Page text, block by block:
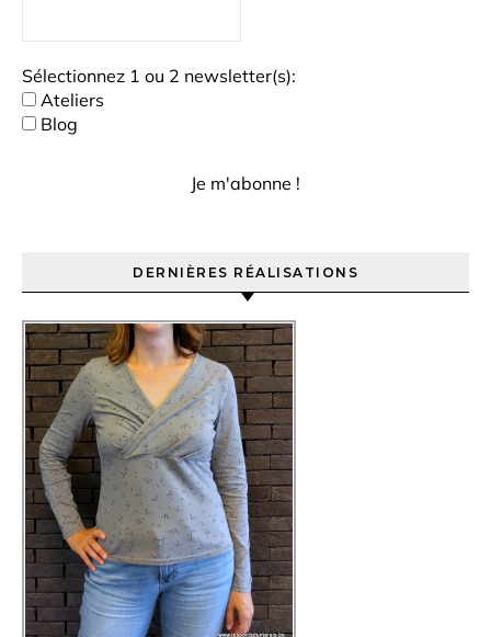
Sélectionnez 1 ou 2 newsletter(s):
Ateliers
Blog
DERNIÈRES RÉALISATIONS